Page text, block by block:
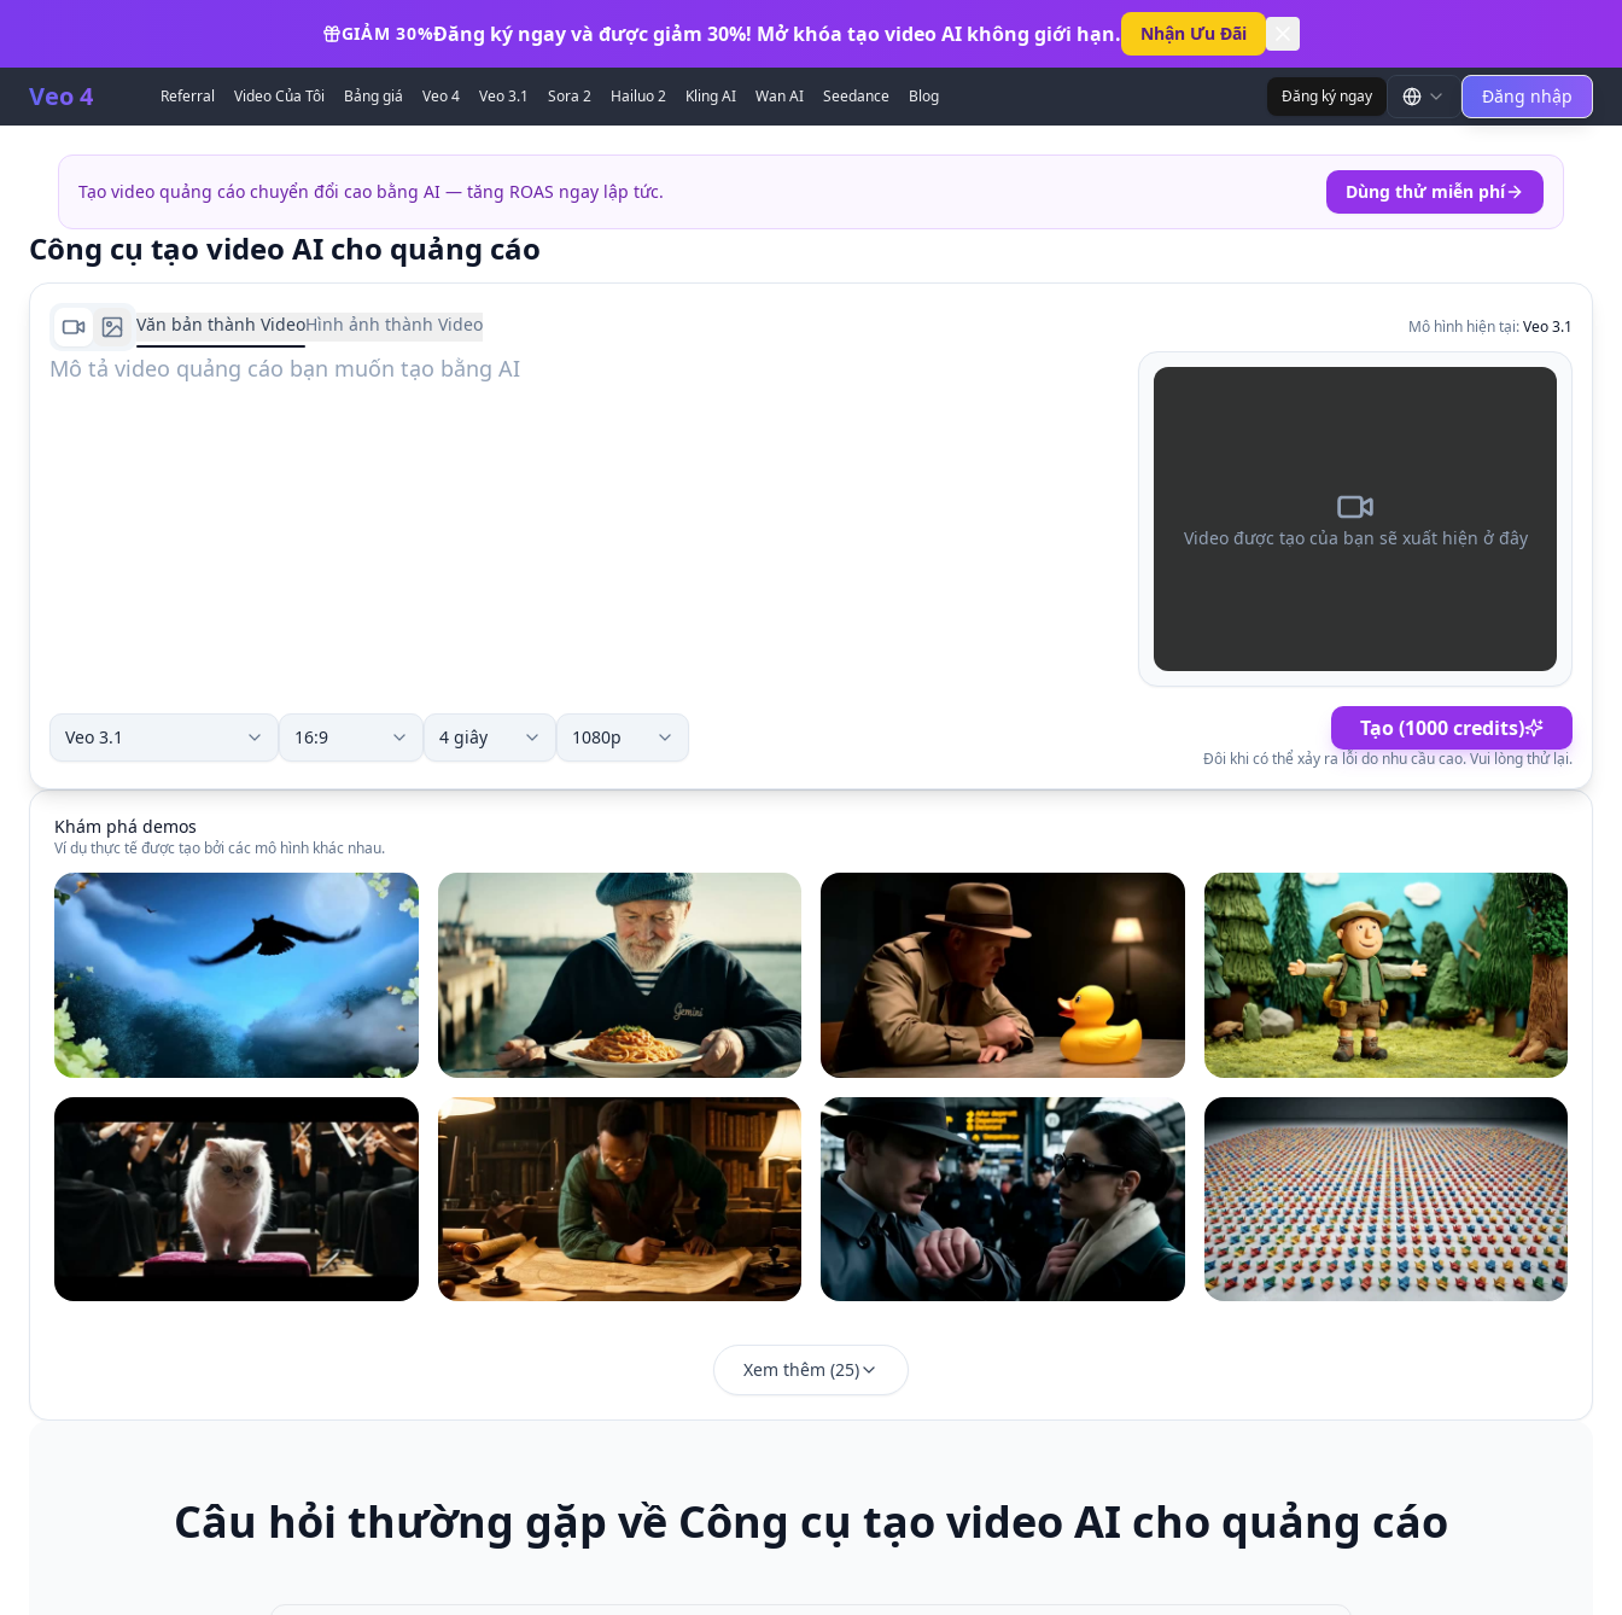
GIẢM 30%Đăng ký ngay và được giảm 30%! Mở khóa tạo video AI không giới hạn. Nhận Ưu Đãi
Veo 4 Referral Video Của Tôi Bảng giá Veo 4 Veo 3.1 Sora 2 Hailuo 2 Kling AI Wan AI Seedance Blog Đăng ký ngay Đăng nhập
Tạo video quảng cáo chuyển đổi cao bằng AI — tăng ROAS ngay lập tức. Dùng thử miễn phí
Công cụ tạo video AI cho quảng cáo
Văn bản thành VideoHình ảnh thành Video Mô hình hiện tại:Veo 3.1
Video được tạo của bạn sẽ xuất hiện ở đây
Tạo (1000 credits)
Đôi khi có thể xảy ra lỗi do nhu cầu cao. Vui lòng thử lại.
Khám phá demos
Ví dụ thực tế được tạo bởi các mô hình khác nhau.
Xem thêm (25)
Câu hỏi thường gặp về Công cụ tạo video AI cho quảng cáo